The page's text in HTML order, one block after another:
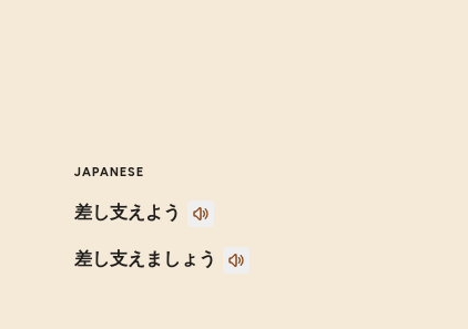
JAPANESE
差し支えよう
差し支えましょう